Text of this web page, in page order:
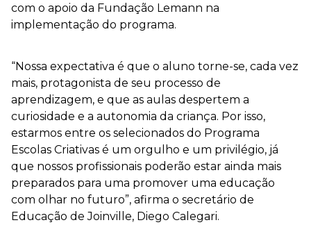
com o apoio da Fundação Lemann na
implementação do programa.
“Nossa expectativa é que o aluno torne-se, cada vez
mais, protagonista de seu processo de
aprendizagem, e que as aulas despertem a
curiosidade e a autonomia da criança. Por isso,
estarmos entre os selecionados do Programa
Escolas Criativas é um orgulho e um privilégio, já
que nossos profissionais poderão estar ainda mais
preparados para uma promover uma educação
com olhar no futuro”, afirma o secretário de
Educação de Joinville, Diego Calegari.